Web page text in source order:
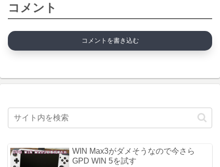
コメント
コメントを書き込む
WIN Max3がダメそうなので今さら
GPD WIN 5を試す